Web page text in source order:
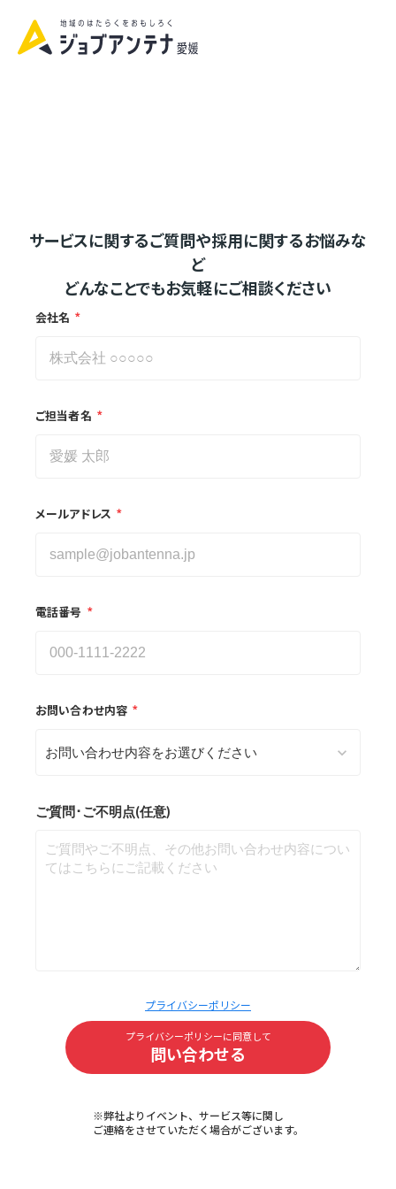
サービスに関するご質問や採用に関するお悩みな
ど
どんなことでもお気軽にご相談ください
会社名 *
ご担当者名 *
メールアドレス *
電話番号 *
お問い合わせ内容 *
keyboard_arrow_down
ご質問･ご不明点(任意)
プライバシーポリシー
プライバシーポリシーに同意して
問い合わせる
※弊社よりイベント、サービス等に関し
ご連絡をさせていただく場合がございます。